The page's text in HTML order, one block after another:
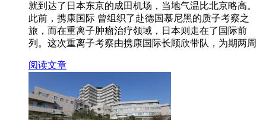
就到达了日本东京的成田机场，当地气温比北京略高。
此前，携康国际 曾组织了赴德国慕尼黑的质子考察之
旅，而在重离子肿瘤治疗领域，日本则走在了国际前
列。这次重离子考察由携康国际长顾欣带队，为期两周
阅读文章